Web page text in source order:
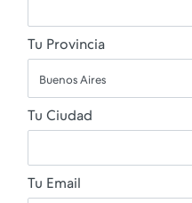
Tu Provincia
Buenos Aires
Tu Ciudad
Tu Email